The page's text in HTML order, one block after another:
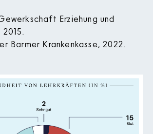
Erziehung und
Barmer Krankenkasse, 2022.